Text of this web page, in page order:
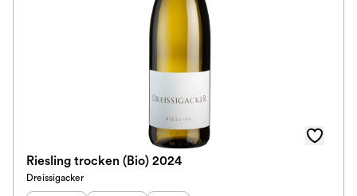
Riesling trocken (Bio) 2024
Dreissigacker